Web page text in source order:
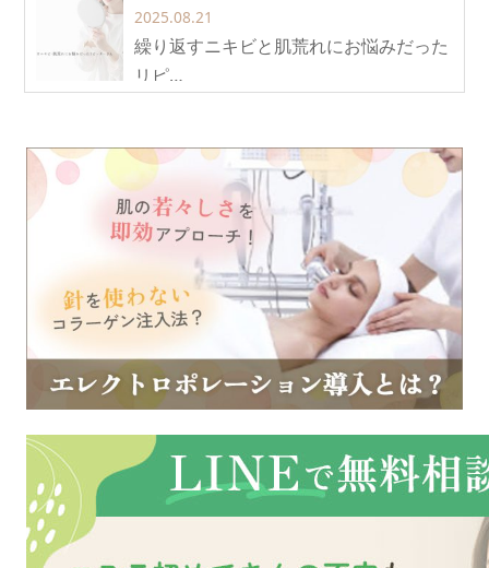
2025.08.21
繰り返すニキビと肌荒れにお悩みだった
リピ…